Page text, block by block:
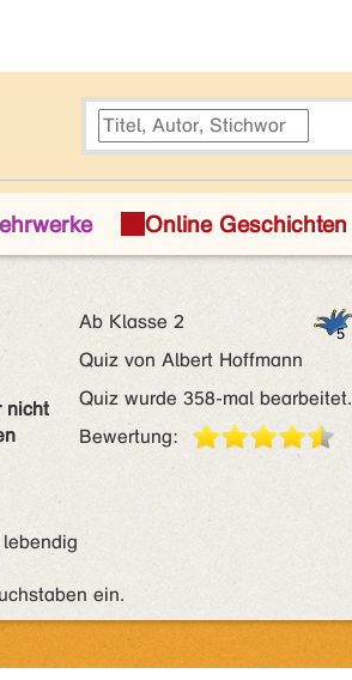
nicht
Ab Klasse 2
Quiz von Albert Hoffmann
Quiz wurde 358-mal bearbeitet.
Bewertung:
ein.